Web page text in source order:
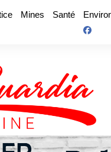
Mines Santé